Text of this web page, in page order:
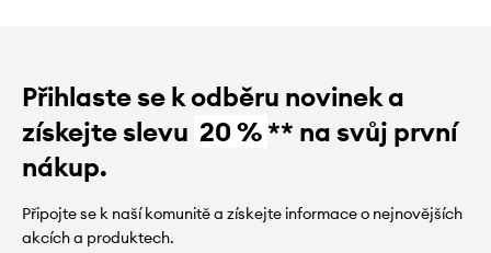
Přihlaste se k odběru novinek a
získejte slevu 20 %** na svůj první
nákup.
Připojte se k naší komunitě a získejte informace o nejnovějších
akcích a produktech.